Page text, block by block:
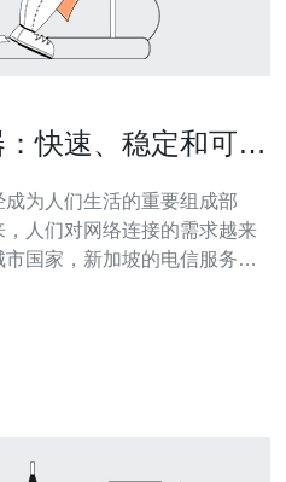
快速、稳定和可靠
为人们生活的重要组成部
人们对网络连接的需求越来
国家，新加坡的电信服务器
提供快